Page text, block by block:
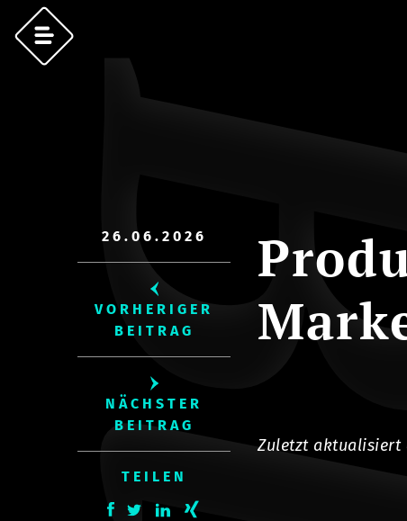
26.06.2026
VORHERIGER
BEITRAG
NÄCHSTER
BEITRAG
TEILEN
Zuletzt aktualisiert